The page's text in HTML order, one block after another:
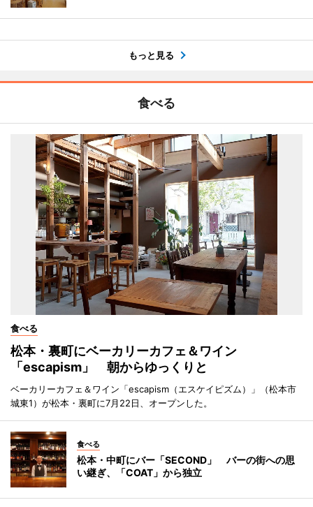
もっと見る
食べる
食べる
松本・裏町にベーカリーカフェ＆ワイン
「escapism」 朝からゆっくりと
ベーカリーカフェ＆ワイン「escapism（エスケイピズム）」（松本市
城東1）が松本・裏町に7月22日、オープンした。
食べる
松本・中町にバー「SECOND」 バーの街への思
い継ぎ、「COAT」から独立